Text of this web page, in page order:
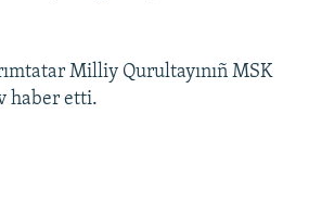
Milliy Qurultayınıñ MSK
haber etti.